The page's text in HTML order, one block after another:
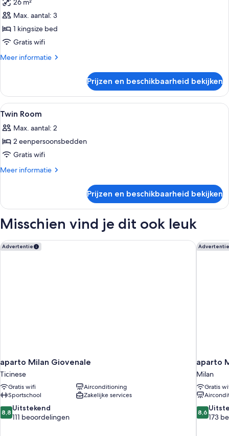
voor
Tweepersoonskamer
(Large)
laden
26 m²
Max. aantal: 3
1 kingsize bed
Gratis wifi
Meer informatie
Meer
(Large)
Prijzen en beschikbaarheid bekijken
Alle
foto's
voor
Twin
Room
laden
Een minibar, een kluis op de kamer,
4
Twin Room
Max. aantal: 2
2 eenpersoonsbedden
Gratis wifi
Meer informatie
Meer
Room
Prijzen en beschikbaarheid bekijken
Misschien vind je dit ook leuk
Advertentie
aparto Milan Giovenale
Ticinese
Gratis wifi
Airconditioning
Sportschool
Zakelijke services
8.8
van
8,8 Uitstekend
111 beoordelingen
aparto Milan Giovenale Advertentie
aparto
Milan
Gratis
8.6
van
8,6
173
aparto